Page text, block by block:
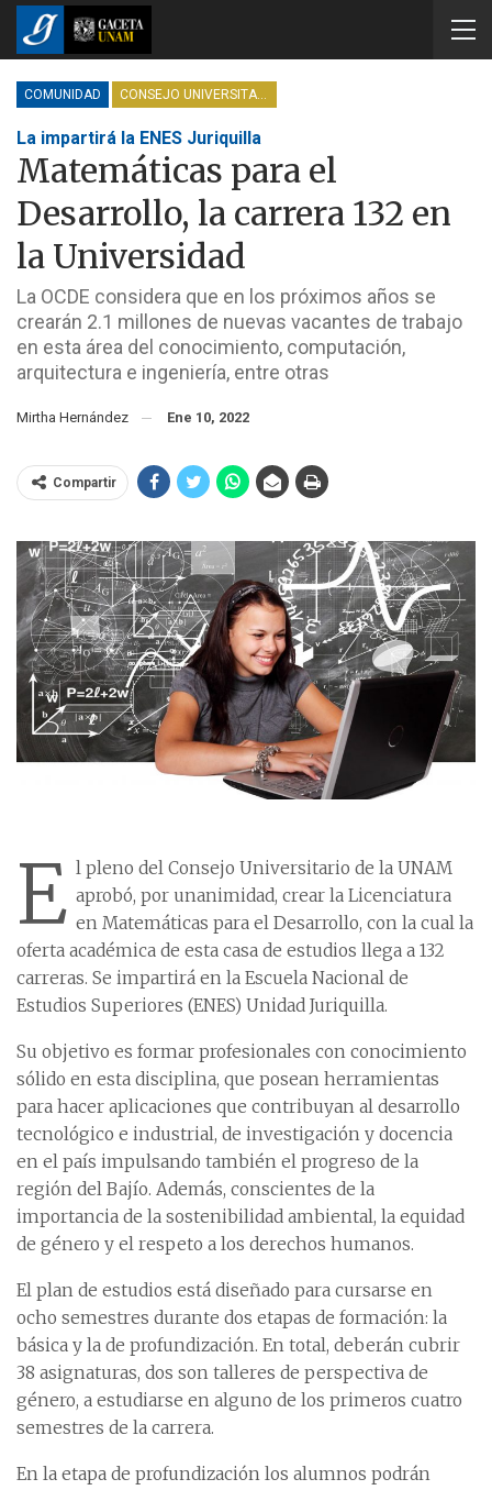
COMUNIDAD CONSEJO UNIVERSITARIO
La impartirá la ENES Juriquilla
Matemáticas para el
Desarrollo, la carrera 132 en
la Universidad
La OCDE considera que en los próximos años se
crearán 2.1 millones de nuevas vacantes de trabajo
en esta área del conocimiento, computación,
arquitectura e ingeniería, entre otras
Mirtha Hernández Ene 10, 2022
Compartir
E l pleno del Consejo Universitario de la UNAM
aprobó, por unanimidad, crear la Licenciatura
en Matemáticas para el Desarrollo, con la cual la
oferta académica de esta casa de estudios llega a 132
carreras. Se impartirá en la Escuela Nacional de
Estudios Superiores (ENES) Unidad Juriquilla.
Su objetivo es formar profesionales con conocimiento
sólido en esta disciplina, que posean herramientas
para hacer aplicaciones que contribuyan al desarrollo
tecnológico e industrial, de investigación y docencia
en el país impulsando también el progreso de la
región del Bajío. Además, conscientes de la
importancia de la sostenibilidad ambiental, la equidad
de género y el respeto a los derechos humanos.
El plan de estudios está diseñado para cursarse en
ocho semestres durante dos etapas de formación: la
básica y la de profundización. En total, deberán cubrir
38 asignaturas, dos son talleres de perspectiva de
género, a estudiarse en alguno de los primeros cuatro
semestres de la carrera.
En la etapa de profundización los alumnos podrán